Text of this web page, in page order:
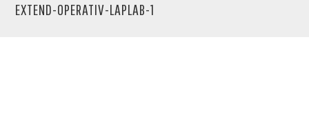
EXTEND-OPERATIV-LAPLAB-1